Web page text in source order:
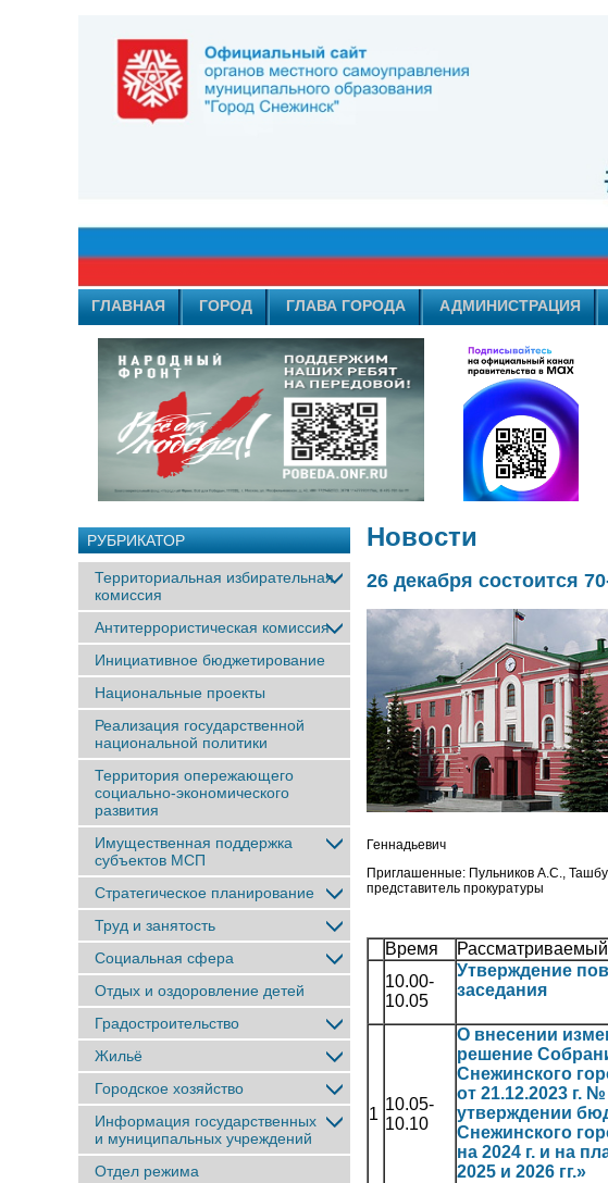
ГЛАВНАЯ ГОРОД ГЛАВА ГОРОДА АДМИНИСТРАЦИЯ
РУБРИКАТОР
Территориальная избирательная
комиссия
Антитеррористическая комиссия
Инициативное бюджетирование
Национальные проекты
Реализация государственной
национальной политики
Территория опережающего
социально-экономического
развития
Имущественная поддержка
субъектов МСП
Стратегическое планирование
Труд и занятость
Социальная сфера
Отдых и оздоровление детей
Градостроительство
Жильё
Городское хозяйство
Информация государственных
и муниципальных учреждений
Отдел режима
Новости
26 декабря состоится
Геннадьевич
Приглашенные: Пульников А.С.,
представитель прокуратуры
Время
10.00-
10.05
Утверждение
заседания
1
10.05-
10.10
О внесении
решение
Снежинского
от 21.12.2023 г.
утверждении
Снежинского
на 2024 г. и на
2025 и 2026 гг.»